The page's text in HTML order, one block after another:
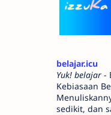
belajar.icu
Yuk! belajar -
Kebiasaan
sedikit, dan